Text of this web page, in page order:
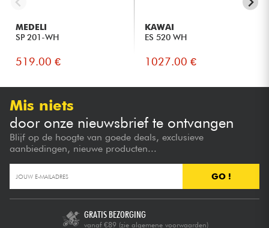
MEDELI
SP 201-WH
519.00 €
KAWAI
ES 520 WH
1027.00 €
Mis niets
door onze nieuwsbrief te ontvangen
Blijf op de hoogte van goede deals, exclusieve
aanbiedingen, nieuwe producten...
GO !
GRATIS BEZORGING
vanaf €89 (zie algemene voorwaarden)